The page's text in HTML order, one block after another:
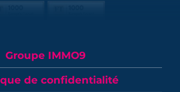
Groupe IMMO9
de confidentialité